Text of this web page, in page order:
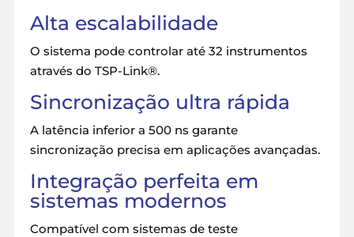
Alta escalabilidade
O sistema pode controlar até 32 instrumentos
através do TSP-Link®.
Sincronização ultra rápida
A latência inferior a 500 ns garante
sincronização precisa em aplicações avançadas.
Integração perfeita em
sistemas modernos
Compatível com sistemas de teste